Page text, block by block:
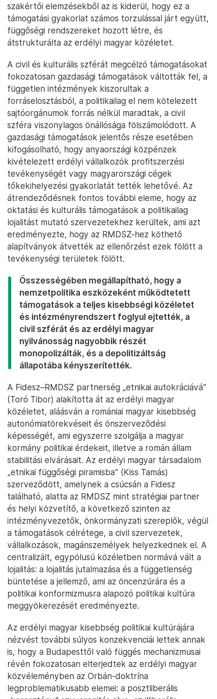
szakértői elemzésekből az is kiderül, hogy ez a
támogatási gyakorlat számos torzulással járt együtt,
függőségi rendszereket hozott létre, és
átstrukturálta az erdélyi magyar közéletet.
A civil és kulturális szférát megcélzó támogatásokat
fokozatosan gazdasági támogatások váltották fel, a
független intézmények kiszorultak a
forráselosztásból, a politikailag el nem kötelezett
sajtóorgánumok forrás nélkül maradtak, a civil
szféra viszonylagos önállósága fölszámolódott. A
gazdasági támogatások jelentős része esetében
kifogásolható, hogy anyaországi közpénzek
kivételezett erdélyi vállalkozók profitszerzési
tevékenységét vagy magyarországi cégek
tőkekihelyezési gyakorlatát tették lehetővé. Az
átrendeződésnek fontos további eleme, hogy az
oktatási és kulturális támogatások a politikailag
lojalitást mutató szervezetekhez kerültek, ami azt
eredményezte, hogy az RMDSZ-hez köthető
alapítványok átvették az ellenőrzést ezek fölött a
tevékenységi területek fölött.
Összességében megállapítható, hogy a
nemzetpolitika eszközeként működtetett
támogatások a teljes kisebbségi közéletet
és intézményrendszert foglyul ejtették, a
civil szférát és az erdélyi magyar
nyilvánosság nagyobbik részét
monopolizálták, és a depolitizáltság
állapotába kényszerítették.
A Fidesz–RMDSZ partnerség „etnikai autokráciává”
(Toró Tibor) alakította át az erdélyi magyar
közéletet, aláásván a romániai magyar kisebbség
autonómiatörekvéseit és önszerveződési
képességét, ami egyszerre szolgálja a magyar
kormány politikai érdekeit, illetve a román állam
stabilitási elvárásait. Az erdélyi magyar társadalom
„etnikai függőségi piramisba” (Kiss Tamás)
szerveződött, amelynek a csúcsán a Fidesz
található, alatta az RMDSZ mint stratégiai partner
és helyi közvetítő, a következő szinten az
intézményvezetők, önkormányzati szereplők, végül
a támogatások célrétege, a civil szervezetek,
vállalkozások, magánszemélyek helyezkednek el. A
centralizált, egypólusú közéletben normává vált a
lojalitás: a lojalitás jutalmazása és a függetlenség
büntetése a jellemző, ami az öncenzúrára és a
politikai konformizmusra alapozó politikai kultúra
meggyökerezését eredményezte.
Az erdélyi magyar kisebbség politikai kultúrájára
nézvést további súlyos konzekvenciái lettek annak
is, hogy a Budapesttől való függés mechanizmusai
révén fokozatosan elterjedtek az erdélyi magyar
közvéleményben az Orbán-doktrína
legproblematikusabb elemei: a posztliberális